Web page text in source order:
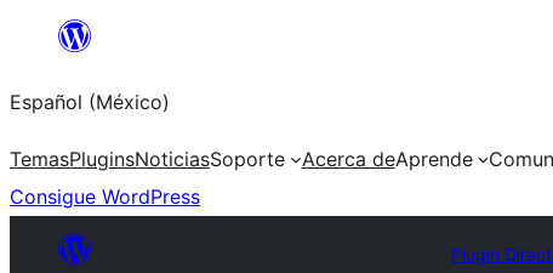
Saltar
contenido
Español (México)
TemasPluginsNoticiasSoporte Acerca deAprende
Consigue WordPress
Plugin